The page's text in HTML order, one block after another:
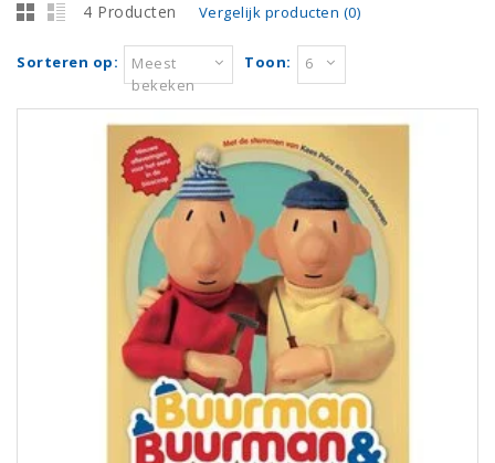
4 Producten Vergelijk producten (0)
Sorteren op:
Meest
bekeken
Toon: 6